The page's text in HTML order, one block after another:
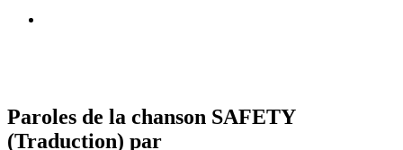
Paroles de la chanson SAFETY
(Traduction) par